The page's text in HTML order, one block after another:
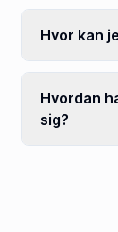
Hvor kan
Hvordan
sig?